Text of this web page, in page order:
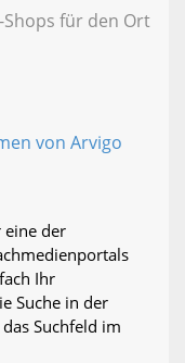
für den Ort
von Arvigo
eine der
Ihr
Suche in der
Suchfeld im